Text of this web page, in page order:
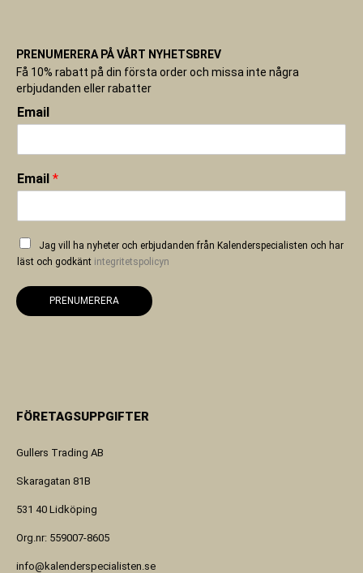
PRENUMERERA PÅ VÅRT NYHETSBREV
Få 10% rabatt på din första order och missa inte några
erbjudanden eller rabatter
Email
Email *
Jag vill ha nyheter och erbjudanden från Kalenderspecialisten och har
läst och godkänt integritetspolicyn
PRENUMERERA
FÖRETAGSUPPGIFTER
Gullers Trading AB
Skaragatan 81B
531 40 Lidköping
Org.nr: 559007-8605
info@kalenderspecialisten.se